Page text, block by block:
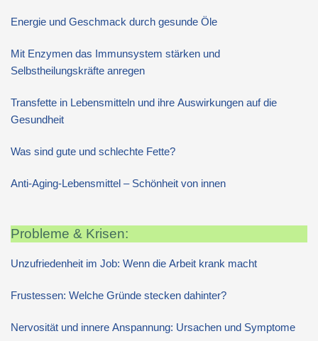
Energie und Geschmack durch gesunde Öle
Mit Enzymen das Immunsystem stärken und
Selbstheilungskräfte anregen
Transfette in Lebensmitteln und ihre Auswirkungen auf die
Gesundheit
Was sind gute und schlechte Fette?
Anti-Aging-Lebensmittel – Schönheit von innen
Probleme & Krisen:
Unzufriedenheit im Job: Wenn die Arbeit krank macht
Frustessen: Welche Gründe stecken dahinter?
Nervosität und innere Anspannung: Ursachen und Symptome